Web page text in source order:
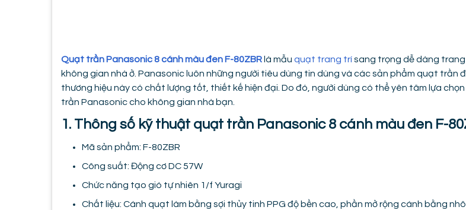
Quạt trần Panasonic 8 cánh màu đen F-80ZBR là mẫu quạt trang trísang trọng dễ dàng
không gian nhà ở. Panasonic luôn những người tiêu dùng tin dùng và các sản phẩm quạt trần
thương hiệu này có chất lượng tốt, thiết kế hiện đại. Do đó, người dùng có thể yên tâm lựa
trần Panasonic cho không gian nhà bạn.
1. Thông số kỹ thuật quạt trần Panasonic 8 cánh màu đen F-
Mã sản phẩm: F-80ZBR
Công suất: Động cơ DC 57W
Chức năng tạo gió tự nhiên 1/f Yuragi
Chất liệu: Cánh quạt làm bằng sợi thủy tinh PPG độ bền cao, phần mở rộng cánh bằng